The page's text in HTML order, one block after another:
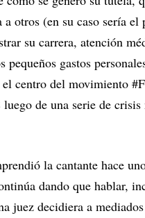
otros (en su caso sería el
su carrera, atención
pequeños gastos
centro del movimiento
de una serie de crisis
la cantante hace
dando que hablar,
juez decidiera a